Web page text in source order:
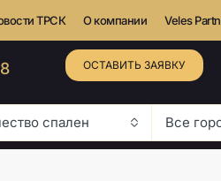
ТРСК О компании Veles
ОСТАВИТЬ ЗАЯВКУ
спален Все